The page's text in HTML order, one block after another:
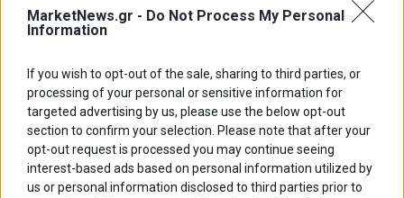
MarketNews.gr - Do Not Process My Personal
Information
If you wish to opt-out of the sale, sharing to third parties, or
processing of your personal or sensitive information for
targeted advertising by us, please use the below opt-out
section to confirm your selection. Please note that after your
opt-out request is processed you may continue seeing
interest-based ads based on personal information utilized by
us or personal information disclosed to third parties prior to